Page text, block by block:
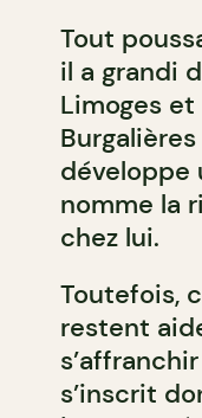
Tout
il a grandi
Limoges
développe
nomme la
chez lui.
Toutefois,
restent
s’inscrit